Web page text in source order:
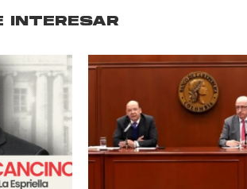
INTERESAR